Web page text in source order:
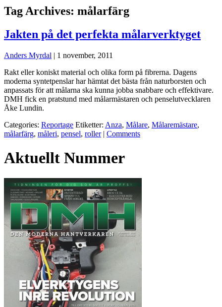
Tag Archives: målarfärg
Jakten på det perfekta målarverktyget
Anders Myrdal | 1 november, 2011
Rakt eller koniskt material och olika form på fibrerna. Dagens
moderna syntetpenslar har hämtat det bästa från naturborsten och
anpassats för att målarna ska kunna jobba snabbare och effektivare.
DMH fick en pratstund med målarmästaren och penselutvecklaren
Åke Lundin.
Categories: Reportage Etiketter: Anza, Målare, Målaremästare,
målarfärg, måleri, pensel, roller | Comments
Aktuellt Nummer